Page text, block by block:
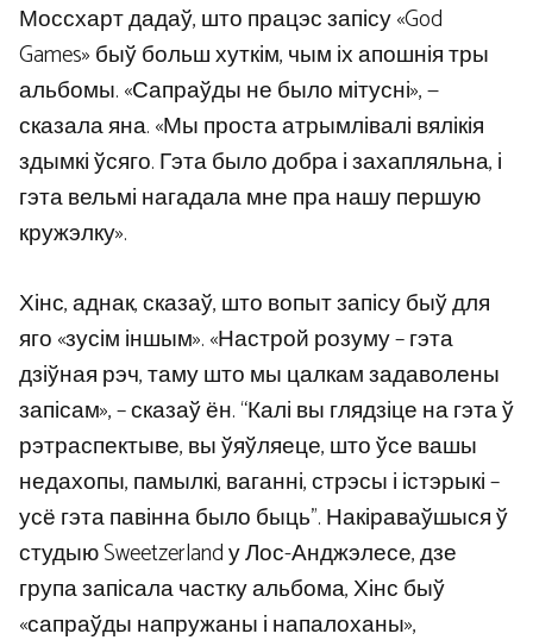
Моссхарт дадаў, што працэс запісу «God
Games» быў больш хуткім, чым іх апошнія тры
альбомы. «Сапраўды не было мітусні», —
сказала яна. «Мы проста атрымлівалі вялікія
здымкі ўсяго. Гэта было добра і захапляльна, і
гэта вельмі нагадала мне пра нашу першую
кружэлку».
Хінс, аднак, сказаў, што вопыт запісу быў для
яго «зусім іншым». «Настрой розуму – гэта
дзіўная рэч, таму што мы цалкам задаволены
запісам», – сказаў ён. “Калі вы глядзіце на гэта ў
рэтраспектыве, вы ўяўляеце, што ўсе вашы
недахопы, памылкі, ваганні, стрэсы і істэрыкі –
усё гэта павінна было быць”. Накіраваўшыся ў
студыю Sweetzerland у Лос-Анджэлесе, дзе
група запісала частку альбома, Хінс быў
«сапраўды напружаны і напалоханы»,